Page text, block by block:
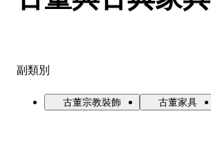
副類別
古董宗教裝飾 古董家具